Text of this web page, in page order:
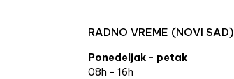
RADNO VREME (NOVI SAD)
Ponedeljak - petak
08h - 16h